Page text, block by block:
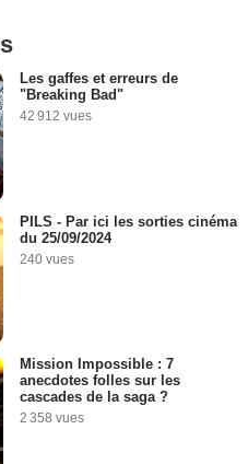
Les gaffes et erreurs de
"Breaking Bad"
42 912 vues
PILS - Par ici les sorties cinéma
du 25/09/2024
240 vues
Mission Impossible : 7
anecdotes folles sur les
cascades de la saga ?
2 358 vues